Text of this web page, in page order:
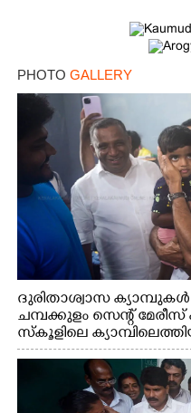
PHOTO GALLERY
ദുരിതാശ്വാസ
ചമ്പക്കുളം സെന്റ്
സ്കൂളിലെ
സെക്രട്ടറി കെ.സി
എടുത്ത്
വകുപ്പ് മന്ത്രി എം. ലിജു,
റെജി ചെറിയാൻ എം.